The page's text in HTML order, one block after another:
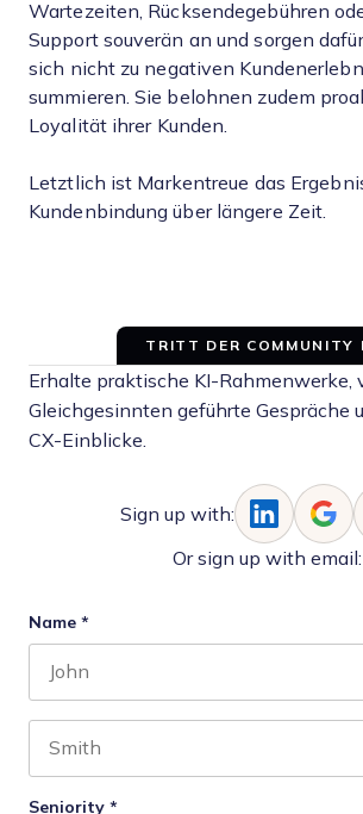
Wartezeiten, Rücksendegebühren
Support souverän an und sorgen
sich nicht zu negativen
summieren. Sie belohnen zudem
Loyalität ihrer Kunden.
Letztlich ist Markentreue das
Kundenbindung über längere Zeit.
TRITT DER COMMUNITY
Erhalte praktische KI-Rahmenwerke,
Gleichgesinnten geführte Gespräche
CX-Einblicke.
Sign up with:
Or sign up with email:
Name *
Seniority *